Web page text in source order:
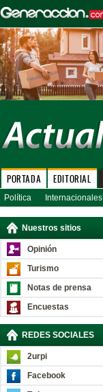
PORTADA EDITORIAL
Política Internacionales
Nuestros sitios
Opinión
Turismo
Notas de prensa
Encuestas
REDES SOCIALES
2urpi
Facebook